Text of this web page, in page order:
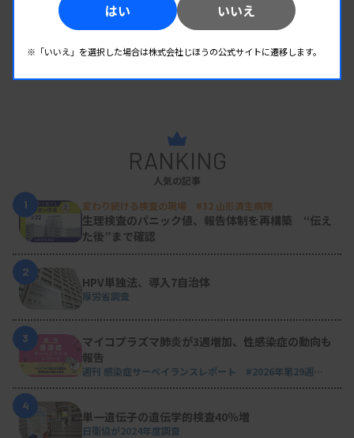
RANKING
人気の記事
1
変わり続ける検査の現場 #32 山形済生病院
生理検査のパニック値、報告体制を再構築 “伝え
た後”まで確認
2
HPV単独法、導入7自治体
厚労省調査
3
マイコプラズマ肺炎が3週増加、性感染症の動向も
報告
週刊 感染症サーベイランスレポート #2026年第29週
4
単一遺伝子の遺伝学的検査40％増
日衛協が2024年度調査
はい いいえ
※「いいえ」を選択した場合は株式会社じほうの公式サイトに遷移します。